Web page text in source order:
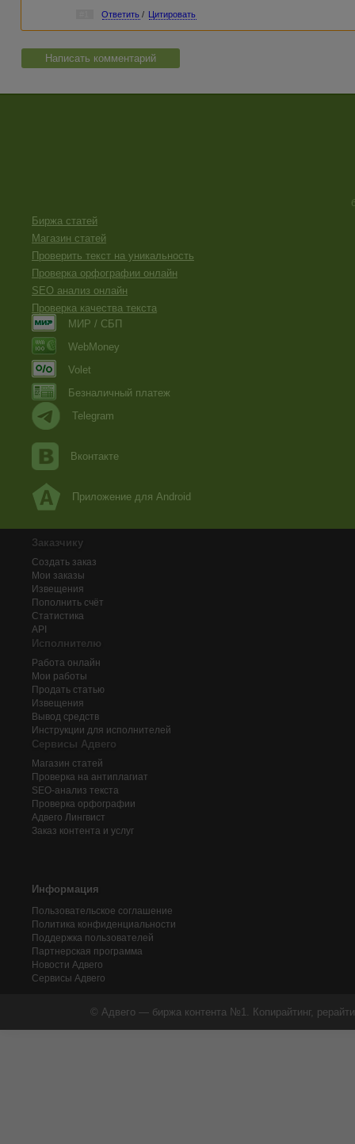
Ответить / Цитировать
Написать комментарий
Биржа статей
Магазин статей
Проверить текст на уникальность
Проверка орфографии онлайн
SEO анализ онлайн
Проверка качества текста
МИР / СБП
WebMoney
Volet
Безналичный платеж
Telegram
Вконтакте
Приложение для Android
Заказчику
Создать заказ
Мои заказы
Извещения
Пополнить счёт
Статистика
API
Исполнителю
Работа онлайн
Мои работы
Продать статью
Извещения
Вывод средств
Инструкции для исполнителей
Сервисы Адвего
Магазин статей
Проверка на антиплагиат
SEO-анализ текста
Проверка орфографии
Адвего Лингвист
Заказ контента и услуг
Информация
Пользовательское соглашение
Политика конфиденциальности
Поддержка пользователей
Партнерская программа
Новости Адвего
Сервисы Адвего
© Адвего — биржа контента №1. Копирайтинг,